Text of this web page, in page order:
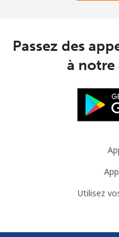
Passez des
à
Utilisez